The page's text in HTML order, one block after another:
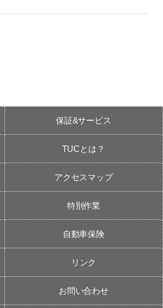
保証&サービス
TUCとは？
アクセスマップ
特別作業
自動車保険
リンク
お問い合わせ